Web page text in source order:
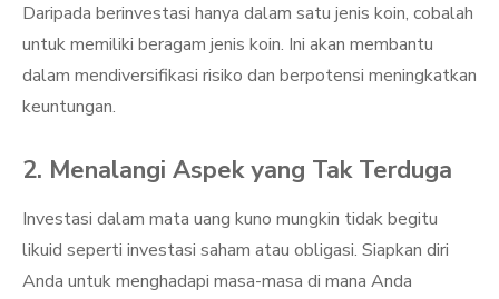
Daripada berinvestasi hanya dalam satu jenis koin, cobalah
untuk memiliki beragam jenis koin. Ini akan membantu
dalam mendiversifikasi risiko dan berpotensi meningkatkan
keuntungan.
2. Menalangi Aspek yang Tak Terduga
Investasi dalam mata uang kuno mungkin tidak begitu
likuid seperti investasi saham atau obligasi. Siapkan diri
Anda untuk menghadapi masa-masa di mana Anda